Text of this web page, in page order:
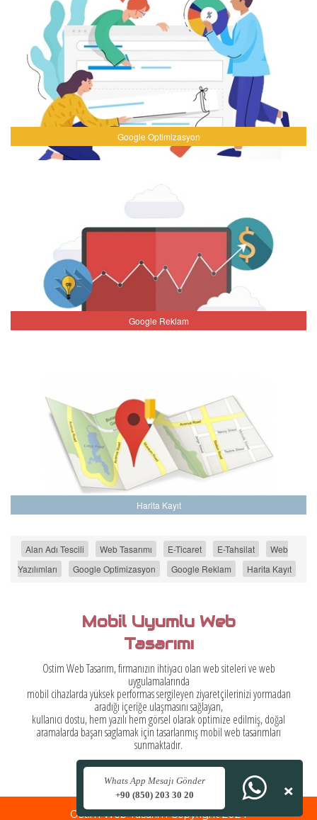
Google Optimizasyon
Google Reklam
Harita Kayıt
Alan Adı Tescili Web Tasarımı E-Ticaret E-Tahsilat
Web
Yazılımları
Google Optimizasyon Google Reklam Harita Kayıt
yormadan
doğal
Neden Ostim Web
Tasarımı ?
DeepSoft Web Paketleri,
20 yılı aşkın süredir Ostim ve İvedik sanayi bölgesinde
deneyimleri ile hazılanmış olup,
İthalat, İhracat ve İmalat yapan firmaların ihtiyaçları
bulundurulmuştur.
Ostim Web Tasarım Copyright 2024
Whats App Mesajı Gönder
+90 (850) 203 30 20
×